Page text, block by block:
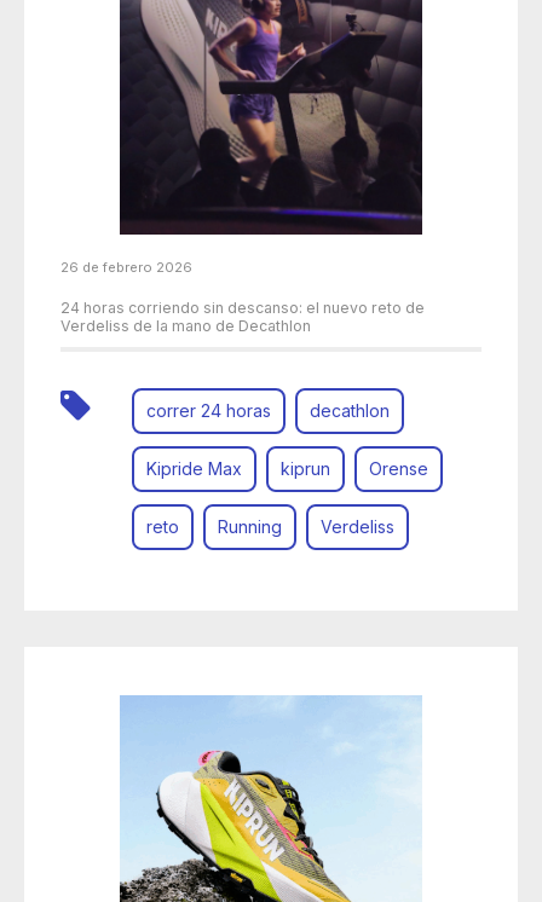
26 de febrero 2026
24 horas corriendo sin descanso: el nuevo reto de
Verdeliss de la mano de Decathlon
correr 24 horas decathlon
Kipride Max kiprun Orense
reto Running Verdeliss